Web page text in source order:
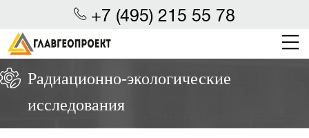
+7 (495) 215 55 78
Радиационно-экологические
исследования